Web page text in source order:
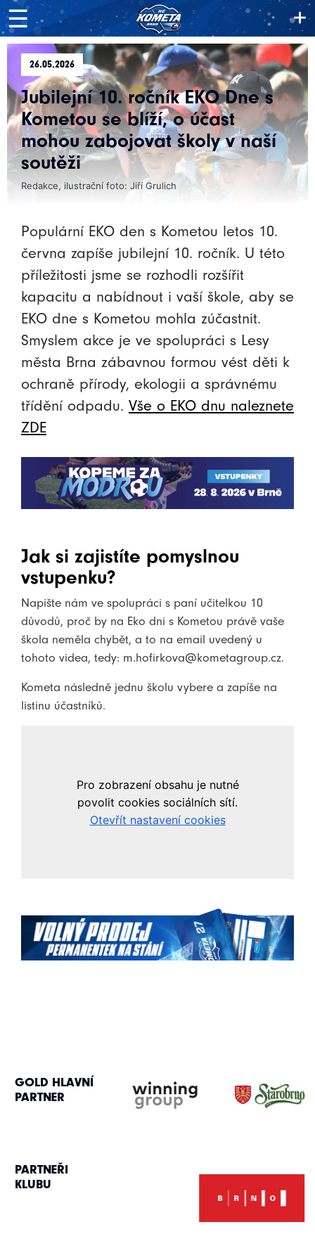
☰ +
26.05.2026
Jubilejní 10. ročník EKO Dne s
Kometou se blíží, o účast
mohou zabojovat školy v naší
soutěži
Redakce, ilustrační foto: Jiří Grulich
Populární EKO den s Kometou letos 10.
června zapíše jubilejní 10. ročník. U této
příležitosti jsme se rozhodli rozšířit
kapacitu a nabídnout i vaší škole, aby se
EKO dne s Kometou mohla zúčastnit.
Smyslem akce je ve spolupráci s Lesy
města Brna zábavnou formou vést děti k
ochraně přírody, ekologii a správnému
třídění odpadu. Vše o EKO dnu naleznete
ZDE
Jak si zajistíte pomyslnou
vstupenku?
Napište nám ve spolupráci s paní učitelkou 10
důvodů, proč by na Eko dni s Kometou právě vaše
škola neměla chybět, a to na email uvedený u
tohoto videa, tedy: m.hofirkova@kometagroup.cz.
Kometa následně jednu školu vybere a zapíše na
listinu účastníků.
GOLD HLAVNÍ
PARTNER
PARTNEŘI
KLUBU